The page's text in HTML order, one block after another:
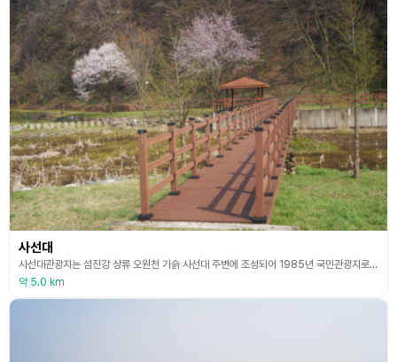
사선대
사선대관광지는 섬진강 상류 오원천 기슭 사선대 주변에 조성되어 1985년 국민관광지로 지정됐다.
약 5.0 km